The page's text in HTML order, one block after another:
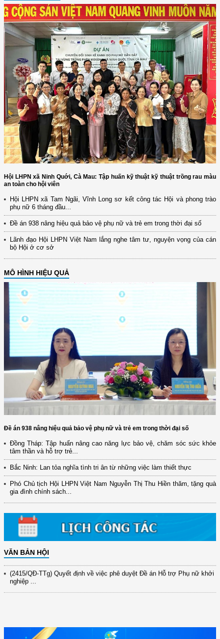
Hội LHPN xã Ninh Quới, Cà Mau: Tập huấn kỹ thuật kỹ thuật trồng rau màu
an toàn cho hội viên
Hội LHPN xã Tam Ngãi, Vĩnh Long sơ kết công tác Hội và phong trào
phụ nữ 6 tháng đầu...
Đề án 938 nâng hiệu quả bảo vệ phụ nữ và trẻ em trong thời đại số
Lãnh đạo Hội LHPN Việt Nam lắng nghe tâm tư, nguyện vọng của cán
bộ Hội ở cơ sở
MÔ HÌNH HIỆU QUẢ
Đề án 938 nâng hiệu quả bảo vệ phụ nữ và trẻ em trong thời đại số
Đồng Tháp: Tập huấn nâng cao năng lực bảo vệ, chăm sóc sức khỏe
tâm thần và hỗ trợ trẻ...
Bắc Ninh: Lan tỏa nghĩa tình tri ân từ những việc làm thiết thực
Phó Chủ tịch Hội LHPN Việt Nam Nguyễn Thị Thu Hiền thăm, tặng quà
gia đình chính sách...
VĂN BẢN HỘI
(12/TB-HĐKH) V/v đăng ký, đề xuất nhiệm vụ Khoa học, công nghệ và
đổi mới ...
(898/KH/ĐCT) Kế hoạch thực hiện Quyết định số 2415/QĐ-TTg ngày
(417/QĐ-BNNMT) Quyết định phê duyệt Chương trình mục tiêu quốc gia
xây dựng ...
(891/KH-ĐCT) Kế hoạch thực hiện Nghị quyết số 72-NQ/TW ngày
9/9/2025 của Bộ ...
(2415/QĐ-TTg) Quyết định về việc phê duyệt Đề án Hỗ trợ Phụ nữ khởi
nghiệp ...